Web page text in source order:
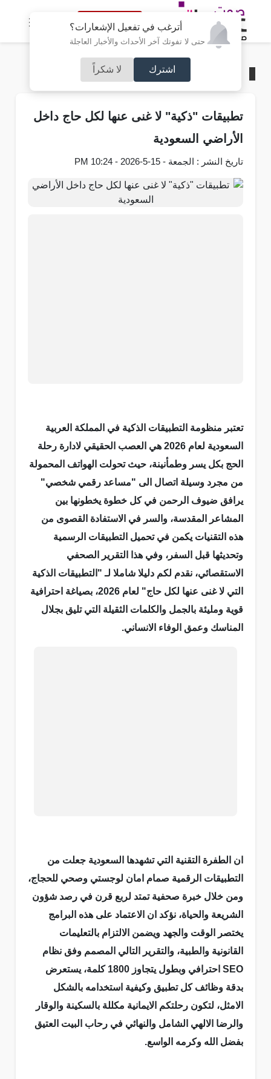
أترغب في تفعيل الإشعارات؟
حتى لا تفوتك آخر الأحداث والأخبار العاجلة
اشترك لا شكراً
النسخة الكاملة
السعودية
تطبيقات "ذكية" لا غنى عنها لكل حاج داخل
الأراضي السعودية
تاريخ النشر : الجمعة - 15-5-2026 - 10:24 PM
تعتبر منظومة التطبيقات الذكية في المملكة العربية
السعودية لعام 2026 هي العصب الحقيقي لادارة رحلة
الحج بكل يسر وطمأنينة، حيث تحولت الهواتف المحمولة
من مجرد وسيلة اتصال الى "مساعد رقمي شخصي"
يرافق ضيوف الرحمن في كل خطوة يخطونها بين
المشاعر المقدسة، والسر في الاستفادة القصوى من
هذه التقنيات يكمن في تحميل التطبيقات الرسمية
وتحديثها قبل السفر، وفي هذا التقرير الصحفي
الاستقصائي، نقدم لكم دليلا شاملا لـ "التطبيقات الذكية
التي لا غنى عنها لكل حاج" لعام 2026، بصياغة احترافية
قوية ومليئة بالجمل والكلمات الثقيلة التي تليق بجلال
المناسك وعمق الوفاء الانساني.
ان الطفرة التقنية التي تشهدها السعودية جعلت من
التطبيقات الرقمية صمام امان لوجستي وصحي للحجاج،
ومن خلال خبرة صحفية تمتد لربع قرن في رصد شؤون
الشريعة والحياة، نؤكد ان الاعتماد على هذه البرامج
يختصر الوقت والجهد ويضمن الالتزام بالتعليمات
القانونية والطبية، والتقرير التالي المصمم وفق نظام
SEO احترافي وبطول يتجاوز 1800 كلمة، يستعرض
بدقة وظائف كل تطبيق وكيفية استخدامه بالشكل
الامثل، لتكون رحلتكم الايمانية مكللة بالسكينة والوقار
والرضا الالهي الشامل والنهائي في رحاب البيت العتيق
بفضل الله وكرمه الواسع.